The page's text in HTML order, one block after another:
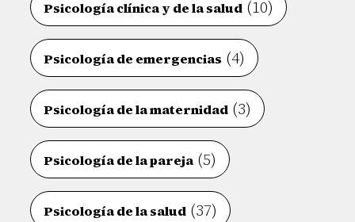
Psicología clínica y de la salud (10)
Psicología de emergencias (4)
Psicología de la maternidad (3)
Psicología de la pareja(5)
Psicología de la salud (37)